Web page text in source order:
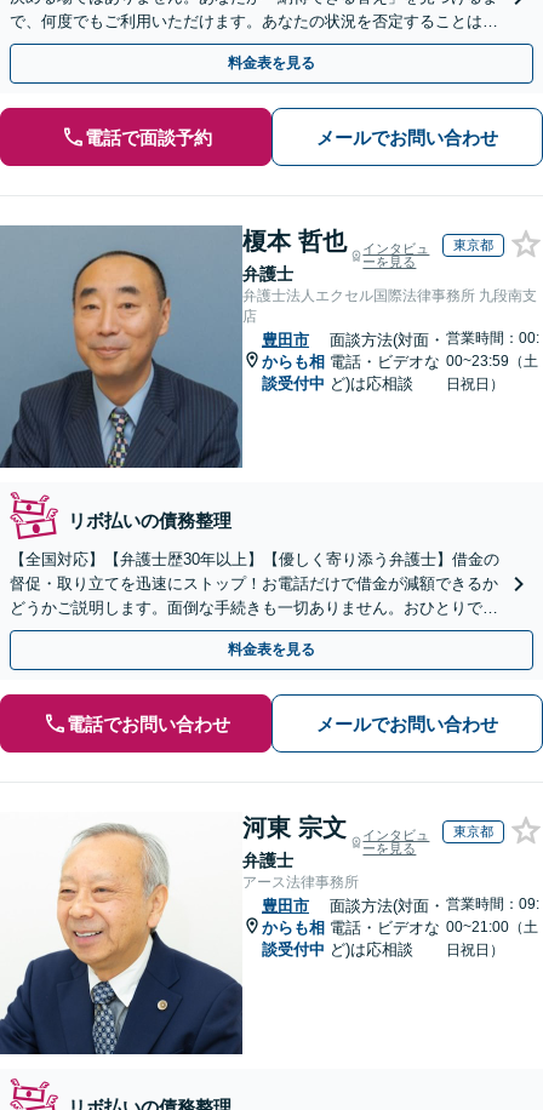
で、何度でもご利用いただけます。あなたの状況を否定することは、
決してありません。どうぞ、ご安心ください。
料金表を見る
電話で面談予約 メールでお問い合わせ
榎本 哲也
弁護士
インタビュ
ーを見る
東京都
弁護士法人エクセル国際法律事務所 九段南支
店
豊田市
からも相
談受付中
面談方法(対面・
電話・ビデオな
ど)は応相談
営業時間：00:
00~23:59（土
日祝日）
リボ払いの債務整理
【全国対応】【弁護士歴30年以上】【優しく寄り添う弁護士】借金の
督促・取り立てを迅速にストップ！お電話だけで借金が減額できるか
どうかご説明します。面倒な手続きも一切ありません。おひとりで悩
まず、お気軽にご相談ください。【電話相談可】
料金表を見る
電話でお問い合わせ メールでお問い合わせ
河東 宗文
弁護士
インタビュ
ーを見る
東京都
アース法律事務所
豊田市
からも相
談受付中
面談方法(対面・
電話・ビデオな
ど)は応相談
営業時間：09:
00~21:00（土
日祝日）